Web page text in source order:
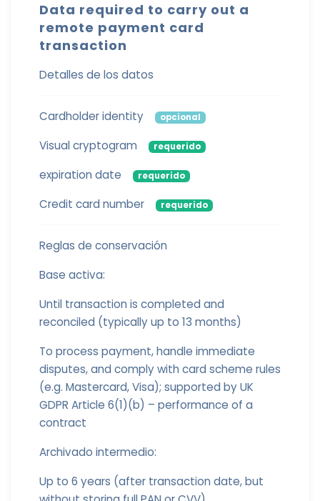
Data required to carry out a
remote payment card
transaction
Detalles de los datos
Cardholder identity opcional
Visual cryptogram requerido
expiration date requerido
Credit card number requerido
Reglas de conservación
Base activa:
Until transaction is completed and
reconciled (typically up to 13 months)
To process payment, handle immediate
disputes, and comply with card scheme rules
(e.g. Mastercard, Visa); supported by UK
GDPR Article 6(1)(b) – performance of a
contract
Archivado intermedio:
Up to 6 years (after transaction date, but